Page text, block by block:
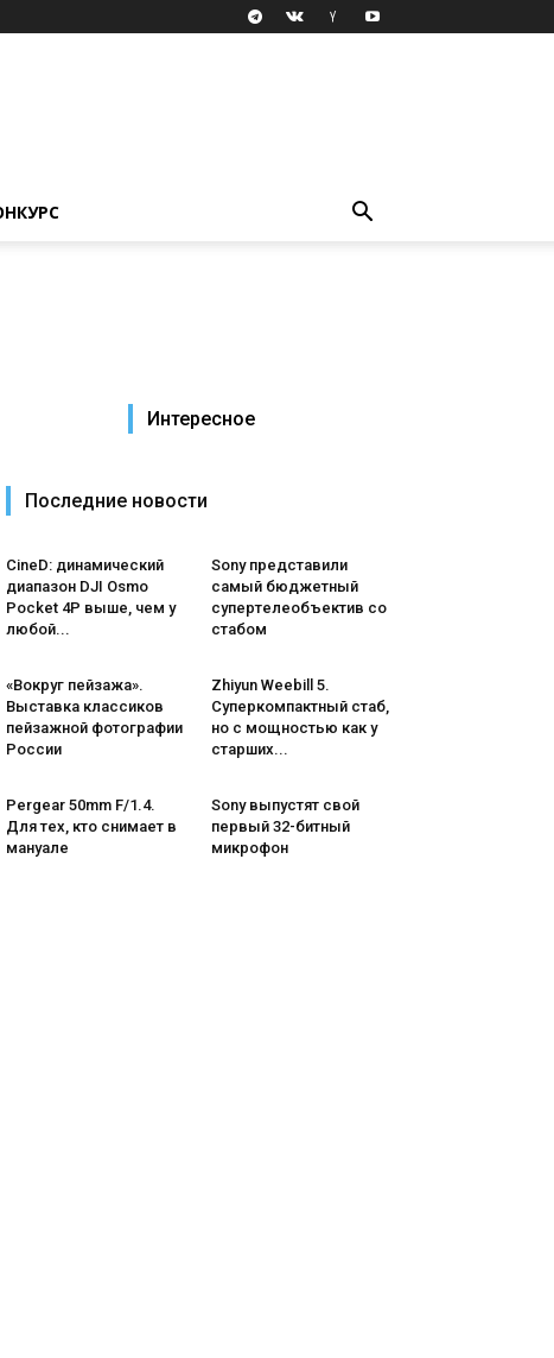
Интересное
Последние новости
CineD: динамический
диапазон DJI Osmo
Pocket 4P выше, чем у
любой...
Sony представили
самый бюджетный
супертелеобъектив со
стабом
«Вокруг пейзажа».
Выставка классиков
пейзажной фотографии
России
Zhiyun Weebill 5.
Cуперкомпактный стаб,
но с мощностью как у
старших...
Pergear 50mm F/1.4.
Для тех, кто снимает в
мануале
Sony выпустят свой
первый 32-битный
микрофон